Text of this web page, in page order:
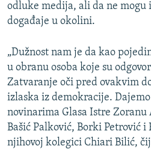
odluke medija, ali da ne mogu
događaje u okolini.
„Dužnost nam je da kao
u obranu osoba koje su
Zatvaranje oči pred ovakvim
izlaska iz demokracije.
novinarima Glasa Istre
Bašić Palković, Borki Petrović i
njihovoj kolegici Chiari Bilić,